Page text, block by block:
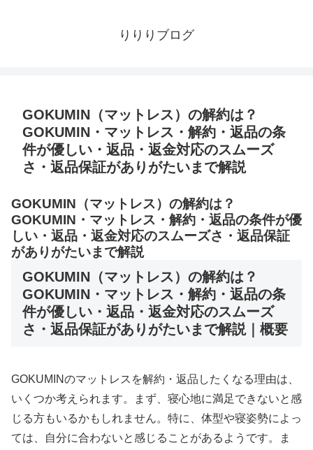
りりりブログ
GOKUMIN（マットレス）の解約は？
GOKUMIN・マットレス・解約・返品の条
件が優しい・返品・返金対応のスムーズ
さ・返品保証がありがたいまで解説
GOKUMIN（マットレス）の解約は？
GOKUMIN・マットレス・解約・返品の条件が優
しい・返品・返金対応のスムーズさ・返品保証
がありがたいまで解説
GOKUMIN（マットレス）の解約は？
GOKUMIN・マットレス・解約・返品の条
件が優しい・返品・返金対応のスムーズ
さ・返品保証がありがたいまで解説｜概要
GOKUMINのマットレスを解約・返品したくなる理由は、
いくつか考えられます。まず、寝心地に満足できないと感
じる方もいるかもしれません。特に、体型や寝姿勢によっ
ては、自分に合わないと感じることがあるようです。ま